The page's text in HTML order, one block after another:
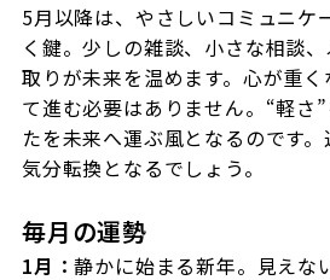
5月以降は、やさしいコミュニケ
く鍵。少しの雑談、小さな相談
取りが未来を温めます。心が重
て進む必要はありません。“軽さ
たを未来へ運ぶ風となるのです
気分転換となるでしょう。
毎月の運勢
1月：静かに始まる新年。見えな